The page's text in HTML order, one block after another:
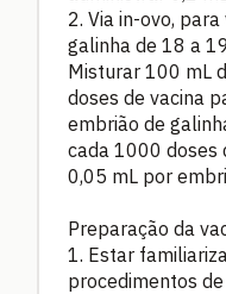
2. Via in-ovo,
galinha de 18 a
Misturar 100 mL
doses de vacina
embrião de
cada 1000 doses
0,05 mL por
Preparação da
1. Estar
procedimentos